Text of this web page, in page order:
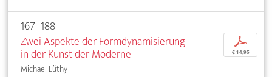
167–188
Zwei Aspekte der Formdynamisierung
in der Kunst der Moderne
Michael Lüthy
p
€ 14,95